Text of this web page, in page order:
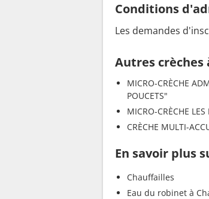
Conditions
Les demandes
Autres
MICRO-CRÈCHE
POUCETS"
MICRO-CRÈCHE
CRÈCHE MULTI-
En savoir plus
Chauffailles
Eau du robinet à